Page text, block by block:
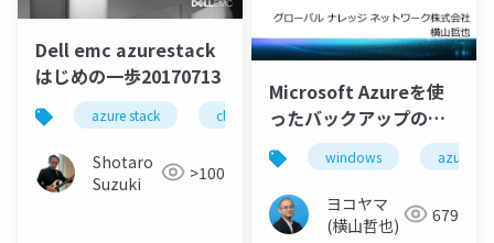
Dell emc azurestack
はじめの一歩20170713
azure stack cloud hybrid cloud
Shotaro
Suzuki
>100
Microsoft Azureを使
ったバックアップの基
礎
windows azure
ヨコヤマ
(横山哲也)
679